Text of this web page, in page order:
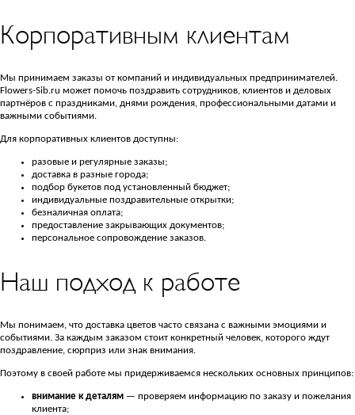
Корпоративным клиентам
Мы принимаем заказы от компаний и индивидуальных предпринимателей.
Flowers-Sib.ru может помочь поздравить сотрудников, клиентов и деловых
партнёров с праздниками, днями рождения, профессиональными датами и
важными событиями.
Для корпоративных клиентов доступны:
разовые и регулярные заказы;
доставка в разные города;
подбор букетов под установленный бюджет;
индивидуальные поздравительные открытки;
безналичная оплата;
предоставление закрывающих документов;
персональное сопровождение заказов.
Наш подход к работе
Мы понимаем, что доставка цветов часто связана с важными эмоциями и
событиями. За каждым заказом стоит конкретный человек, которого ждут
поздравление, сюрприз или знак внимания.
Поэтому в своей работе мы придерживаемся нескольких основных принципов:
внимание к деталям — проверяем информацию по заказу и пожелания
клиента;